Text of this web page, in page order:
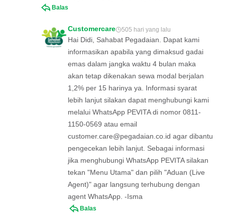
Balas
Customercare 505 hari yang lalu
Hai Didi, Sahabat Pegadaian. Dapat kami
informasikan apabila yang dimaksud gadai
emas dalam jangka waktu 4 bulan maka
akan tetap dikenakan sewa modal berjalan
1,2% per 15 harinya ya. Informasi syarat
lebih lanjut silakan dapat menghubungi kami
melalui WhatsApp PEVITA di nomor 0811-
1150-0569 atau email
customer.care@pegadaian.co.id agar dibantu
pengecekan lebih lanjut. Sebagai informasi
jika menghubungi WhatsApp PEVITA silakan
tekan "Menu Utama" dan pilih "Aduan (Live
Agent)" agar langsung terhubung dengan
agent WhatsApp. -Isma
Balas